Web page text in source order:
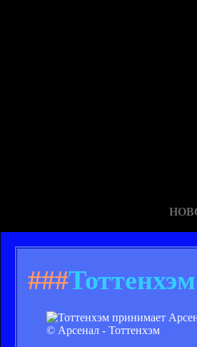
###
© Арсенал - Тоттенхэм